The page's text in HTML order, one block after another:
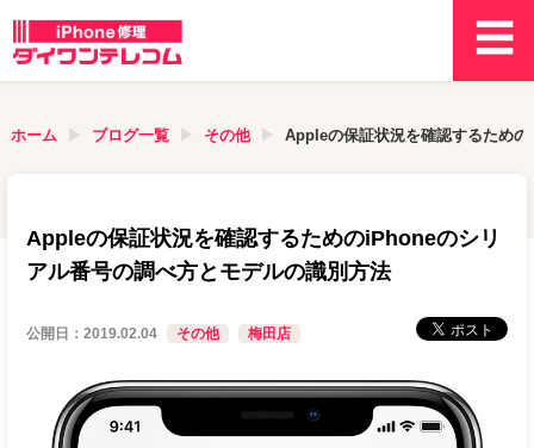
ホーム ブログ一覧 その他 Appleの保証状況を確認するため
Appleの保証状況を確認するためのiPhoneのシリ
アル番号の調べ方とモデルの識別方法
公開日：2019.02.04 その他 梅田店